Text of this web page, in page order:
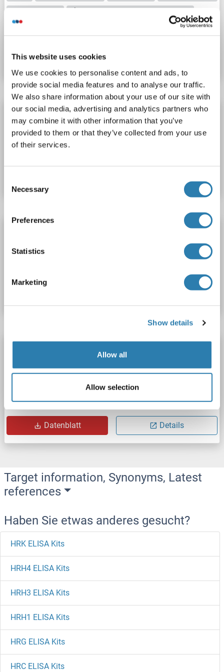
This website uses cookies
We use cookies to personalise content and ads, to
provide social media features and to analyse our traffic.
We also share information about your use of our site with
our social media, advertising and analytics partners who
may combine it with other information that you’ve
provided to them or that they’ve collected from your use
of their services.
Selection
Necessary
Preferences
Statistics
Marketing
Show details
Allow all
Allow selection
0.156-10 ng/mL
Plasma, Serum, Tissue Homogenate
Produktnummer ABIN5592184
Datenblatt
HRNR ELISA Kit
HRNR Reaktivität: Human Colorimetric
Datenblatt Details
Target information, Synonyms, Latest
references
Haben Sie etwas anderes gesucht?
HRK ELISA Kits
HRH4 ELISA Kits
HRH3 ELISA Kits
HRH1 ELISA Kits
HRG ELISA Kits
HRC ELISA Kits